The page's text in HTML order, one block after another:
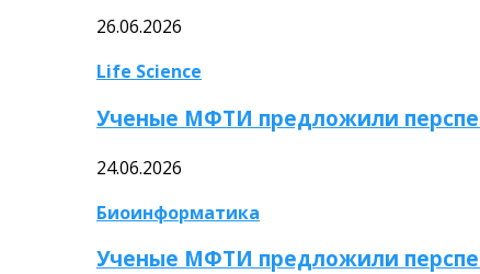
26.06.2026
Life Science
Ученые МФТИ предложили
24.06.2026
Биоинформатика
Ученые МФТИ предложили